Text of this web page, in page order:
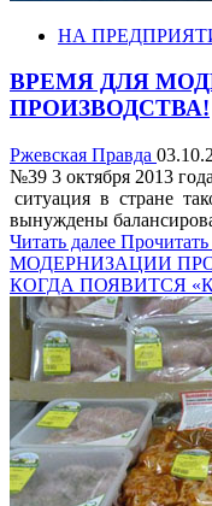
НА
ВРЕМЯ ДЛЯ
ПРОИЗВОДСТВА!
Ржевская Правда
№39 3 октября 2013
ситуация в стране
вынуждены
Читать далее
МОДЕРНИЗАЦИИ
КОГДА ПОЯВИТСЯ